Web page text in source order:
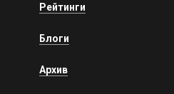
Рейтинги
Блоги
Архив